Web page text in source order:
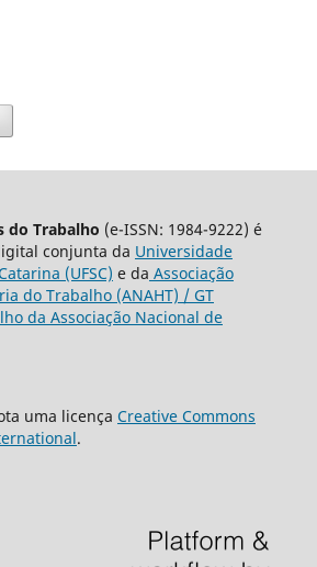
do Trabalho (e-ISSN: 1984-9222) é
conjunta da Universidade
(UFSC) e da Associação
do Trabalho (ANAHT) / GT
da Associação Nacional de
uma licença Creative Commons
.